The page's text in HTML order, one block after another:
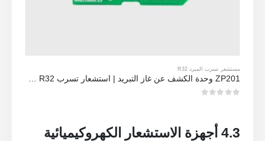
مستشعر تسرب المبرد R32
4.3 أجهزة الاستشعار الكهروكيميائية